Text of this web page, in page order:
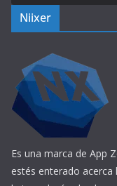
Niixer
Es una marca de App
estés enterado acerca